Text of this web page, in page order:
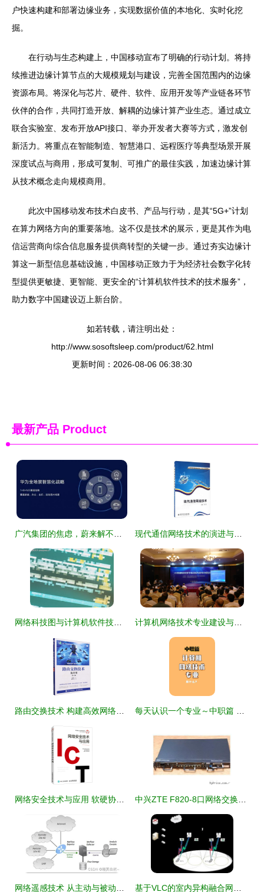
户快速构建和部署边缘业务，实现数据价值的本地化、实时化挖
掘。
在行动与生态构建上，中国移动宣布了明确的行动计划。将持
续推进边缘计算节点的大规模规划与建设，完善全国范围内的边缘
资源布局。将深化与芯片、硬件、软件、应用开发等产业链各环节
伙伴的合作，共同打造开放、解耦的边缘计算产业生态。通过成立
联合实验室、发布开放API接口、举办开发者大赛等方式，激发创
新活力。将重点在智能制造、智慧港口、远程医疗等典型场景开展
深度试点与商用，形成可复制、可推广的最佳实践，加速边缘计算
从技术概念走向规模商用。
此次中国移动发布技术白皮书、产品与行动，是其“5G+”计划
在算力网络方向的重要落地。这不仅是技术的展示，更是其作为电
信运营商向综合信息服务提供商转型的关键一步。通过夯实边缘计
算这一新型信息基础设施，中国移动正致力于为经济社会数字化转
型提供更敏捷、更智能、更安全的“计算机软件技术的技术服务”，
助力数字中国建设迈上新台阶。
如若转载，请注明出处：
http://www.sosoftsleep.com/product/62.html
更新时间：2026-08-06 06:38:30
最新产品 Product
广汽集团的焦虑，蔚来解不了，华为可以吗？ 现代通信网络技术的演进与未来趋势
网络科技图与计算机软件技术服务探析 计算机网络技术专业建设与教学改革研讨会丨校企协同育人成效凸显 网络技术专业迎来转型升级新机遇
路由交换技术 构建高效网络的核心根基 每天认识一个专业～中职篇 计算机网络技术
网络安全技术与应用 软硬协同的技术实践 中兴ZTE F820-8口网络交换机全面解析 报价、参数、技术与应用总览
网络遥感技术 从主动与被动探测到NetFlow与INT的演进与实践 基于VLC的室内异构融合网络技术 计算机软件技术服务新前沿